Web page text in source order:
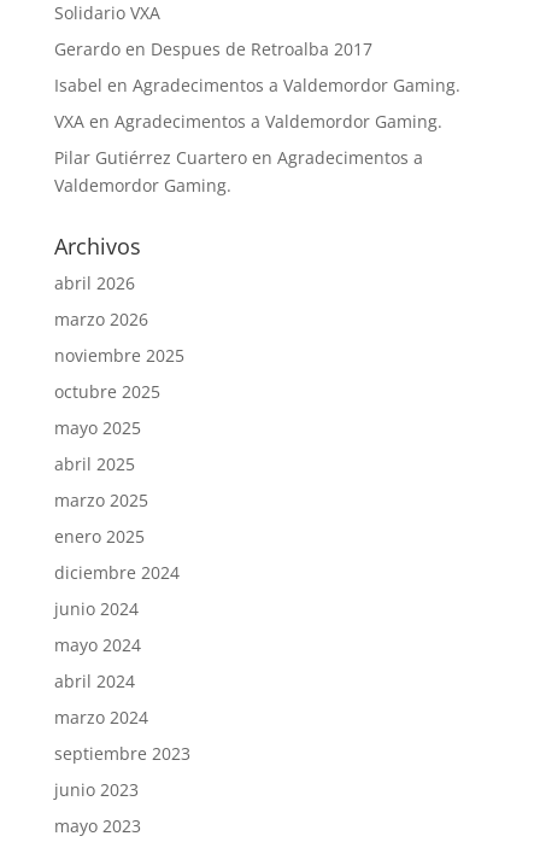
Solidario VXA
Gerardoen Despues de Retroalba 2017
Isabel en Agradecimentos a Valdemordor Gaming.
VXAen Agradecimentos a Valdemordor Gaming.
Pilar Gutiérrez Cuarteroen Agradecimentos a
Valdemordor Gaming.
Archivos
abril 2026
marzo 2026
noviembre 2025
octubre 2025
mayo 2025
abril 2025
marzo 2025
enero 2025
diciembre 2024
junio 2024
mayo 2024
abril 2024
marzo 2024
septiembre 2023
junio 2023
mayo 2023